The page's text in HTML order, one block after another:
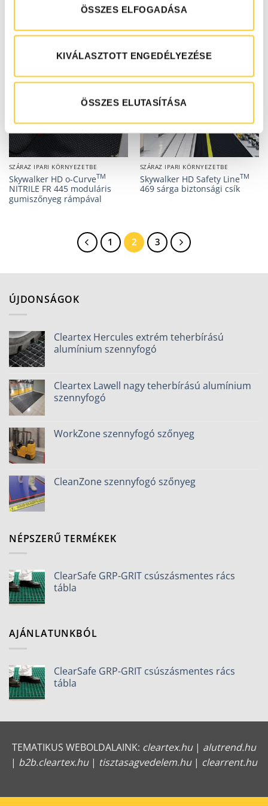
ÖSSZES ELFOGADÁSA
KIVÁLASZTOTT ENGEDÉLYEZÉSE
ÖSSZES ELUTASÍTÁSA
gumiszőnyeg rámpával
rámpával
SZÁRAZ IPARI KÖRNYEZETBE
Skywalker HD o-CurveTM
NITRILE FR 445 moduláris
gumiszőnyeg rámpával
SZÁRAZ IPARI KÖRNYEZETBE
Skywalker HD Safety LineTM
469 sárga biztonsági csík
1 2 3
ÚJDONSÁGOK
Cleartex Hercules extrém teherbírású
alumínium szennyfogó
Cleartex Lawell nagy teherbírású alumínium
szennyfogó
WorkZone szennyfogó szőnyeg
CleanZone szennyfogó szőnyeg
NÉPSZERŰ TERMÉKEK
ClearSafe GRP-GRIT csúszásmentes rács
tábla
AJÁNLATUNKBÓL
ClearSafe GRP-GRIT csúszásmentes rács
tábla
TEMATIKUS WEBOLDALAINK: cleartex.hu| alutrend.hu
| b2b.cleartex.hu| tisztasagvedelem.hu| clearrent.hu